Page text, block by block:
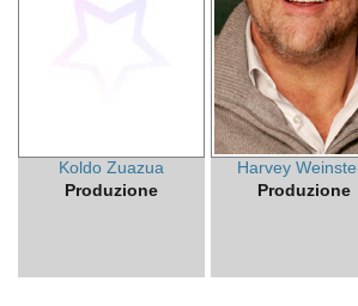
Koldo Zuazua
Produzione
Harvey
Produzione